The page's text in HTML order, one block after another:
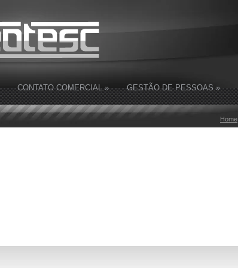
CONTATO COMERCIAL» GESTÃO DE PESSOAS»
Home